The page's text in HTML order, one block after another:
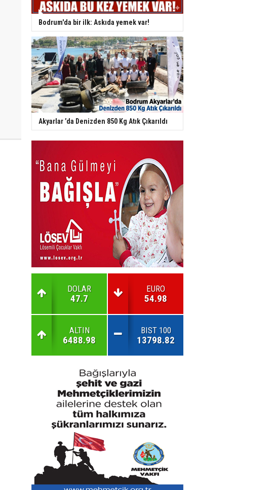
Bodrum'da bir ilk: Askıda yemek var!
Akyarlar ’da Denizden 850 Kg Atık Çıkarıldı
DOLAR
47.7
EURO
54.98
ALTIN
6488.98
BIST 100
13798.82